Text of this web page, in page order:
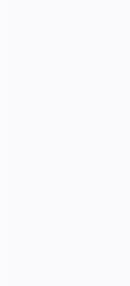
있어서, 총 4가지로 제품이
단에 대한 설명이 있습니다.
리움 롱검이 캡슐당 10mg
. 가격 정보와 세트당 가격
청을 하시는 경우에도 보내